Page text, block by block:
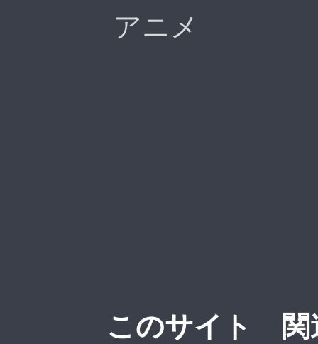
アニメ
このサイト